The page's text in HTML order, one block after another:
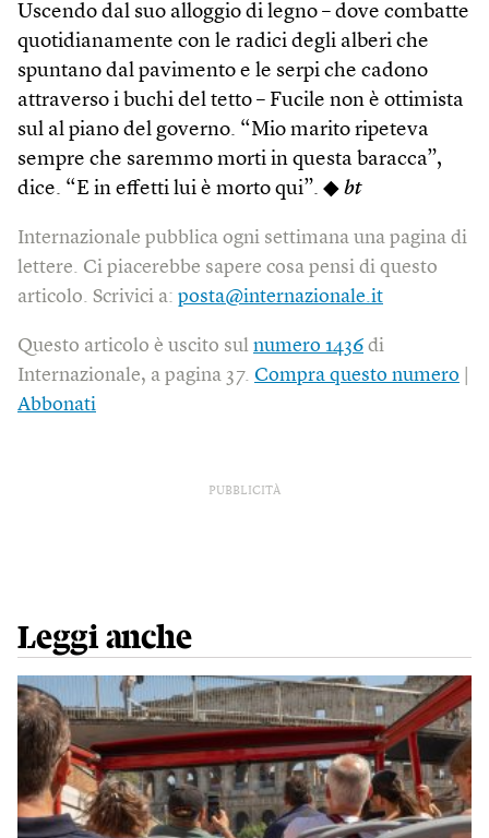
Uscendo dal suo alloggio di legno – dove combatte
quotidianamente con le radici degli alberi che
spuntano dal pavimento e le serpi che cadono
attraverso i buchi del tetto – Fucile non è ottimista
sul al piano del governo. “Mio marito ripeteva
sempre che saremmo morti in questa baracca”,
dice. “E in effetti lui è morto qui”. ◆ bt
Internazionale pubblica ogni settimana una pagina di
lettere. Ci piacerebbe sapere cosa pensi di questo
articolo. Scrivici a: posta@internazionale.it
Questo articolo è uscito sul numero 1436 di
Internazionale, a pagina 37. Compra questo numero
Abbonati
PUBBLICITÀ
Leggi anche